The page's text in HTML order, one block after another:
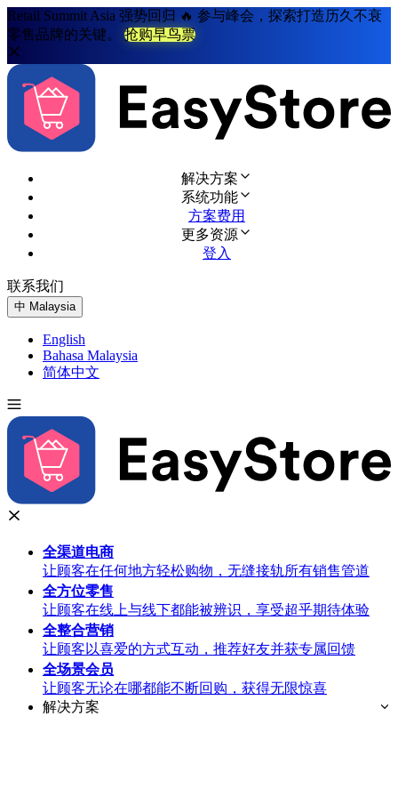
Retail Summit Asia 强势回归 🔥 参与峰会，探索打造历久不衰
零售品牌的关键。
抢购早鸟票
解决方案
系统功能
方案费用
更多资源
登入
联系我们
中 Malaysia
English
Bahasa Malaysia
简体中文
全渠道电商
让顾客在任何地方轻松购物，无缝接轨所有销售管道
全方位零售
让顾客在线上与线下都能被辨识，享受超乎期待体验
全整合营销
让顾客以喜爱的方式互动，推荐好友并获专属回馈
全场景会员
让顾客无论在哪都能不断回购，获得无限惊喜
解决方案